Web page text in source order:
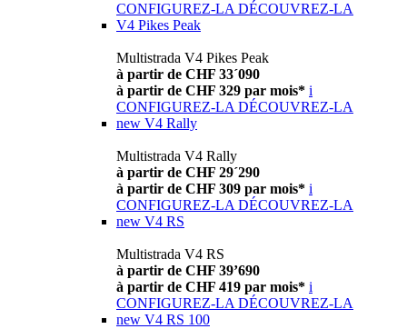
CONFIGUREZ-LA DÉCOUVREZ-LA
V4 Pikes Peak
Multistrada V4 Pikes Peak
à partir de CHF 33´090
à partir de CHF 329 par mois* i
CONFIGUREZ-LA DÉCOUVREZ-LA
new V4 Rally
Multistrada V4 Rally
à partir de CHF 29´290
à partir de CHF 309 par mois* i
CONFIGUREZ-LA DÉCOUVREZ-LA
new V4 RS
Multistrada V4 RS
à partir de CHF 39’690
à partir de CHF 419 par mois* i
CONFIGUREZ-LA DÉCOUVREZ-LA
new V4 RS 100